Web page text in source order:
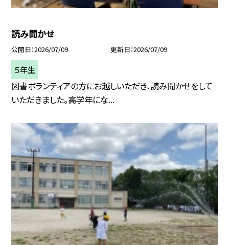
読み聞かせ
公開日 2026/07/09 更新日 2026/07/09
５年生
図書ボランティアの方にお越しいただき、読み聞かせをして
いただきました。高学年にな...